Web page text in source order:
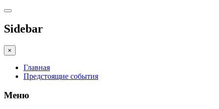
Sidebar
×
Главная
Предстоящие события
Меню